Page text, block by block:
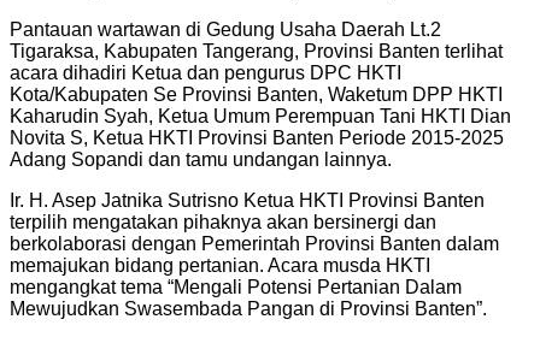
Pantauan wartawan di Gedung Usaha Daerah Lt.2
Tigaraksa, Kabupaten Tangerang, Provinsi Banten terlihat
acara dihadiri Ketua dan pengurus DPC HKTI
Kota/Kabupaten Se Provinsi Banten, Waketum DPP HKTI
Kaharudin Syah, Ketua Umum Perempuan Tani HKTI Dian
Novita S, Ketua HKTI Provinsi Banten Periode 2015-2025
Adang Sopandi dan tamu undangan lainnya.
Ir. H. Asep Jatnika Sutrisno Ketua HKTI Provinsi Banten
terpilih mengatakan pihaknya akan bersinergi dan
berkolaborasi dengan Pemerintah Provinsi Banten dalam
memajukan bidang pertanian. Acara musda HKTI
mengangkat tema “Mengali Potensi Pertanian Dalam
Mewujudkan Swasembada Pangan di Provinsi Banten”.